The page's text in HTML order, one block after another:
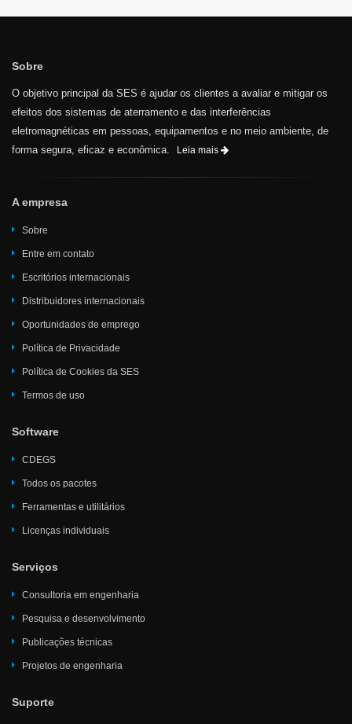
Sobre
O objetivo principal da SES é ajudar os clientes a avaliar e mitigar os
efeitos dos sistemas de aterramento e das interferências
eletromagnéticas em pessoas, equipamentos e no meio ambiente, de
forma segura, eficaz e econômica.
Leia mais
A empresa
Sobre
Entre em contato
Escritórios internacionais
Distribuidores internacionais
Oportunidades de emprego
Política de Privacidade
Política de Cookies da SES
Termos de uso
Software
CDEGS
Todos os pacotes
Ferramentas e utilitários
Licenças individuais
Serviços
Consultoria em engenharia
Pesquisa e desenvolvimento
Publicações técnicas
Projetos de engenharia
Suporte